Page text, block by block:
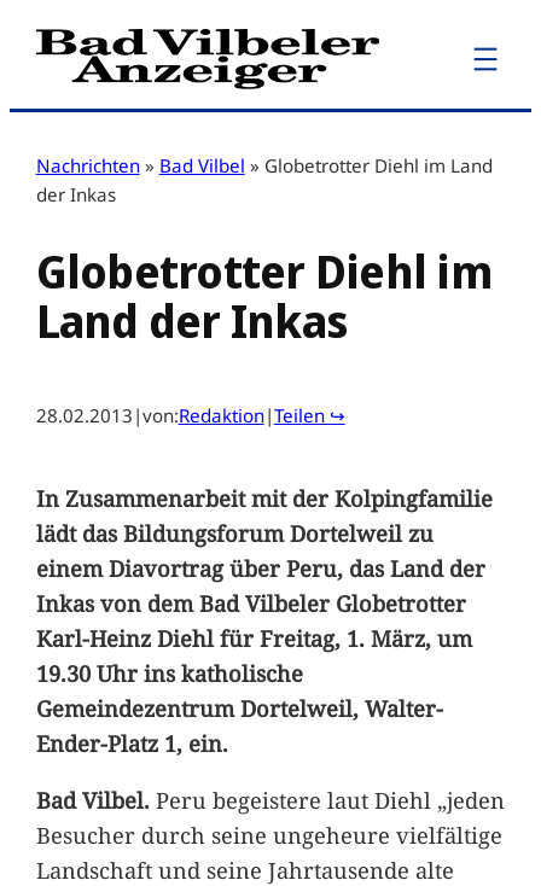
Zum
Inhalt
Nachrichten » Bad Vilbel » Globetrotter Diehl im Land
der Inkas
Globetrotter Diehl im
Land der Inkas
28.02.2013 |von:Redaktion|Teilen ↪
In Zusammenarbeit mit der Kolpingfamilie
lädt das Bildungsforum Dortelweil zu
einem Diavortrag über Peru, das Land der
Inkas von dem Bad Vilbeler Globetrotter
Karl-Heinz Diehl für Freitag, 1. März, um
19.30 Uhr ins katholische
Gemeindezentrum Dortelweil, Walter-
Ender-Platz 1, ein.
Bad Vilbel.Peru begeistere laut Diehl „jeden
Besucher durch seine ungeheure vielfältige
Landschaft und seine Jahrtausende alte